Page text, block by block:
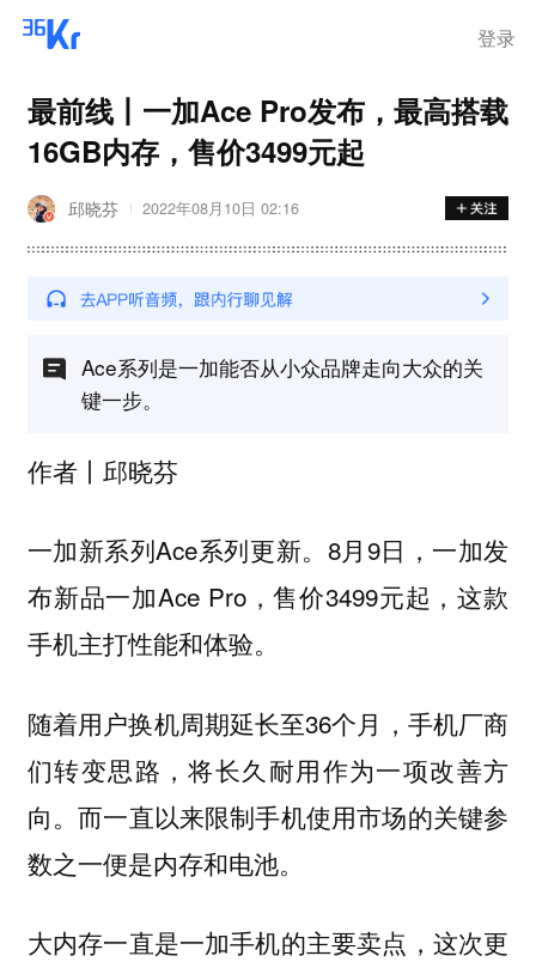
登录
最前线丨一加Ace Pro发布，最高搭载
16GB内存，售价3499元起
邱晓芬 2022年08月10日 02:16
Ace系列是一加能否从小众品牌走向大众的关
键一步。
作者丨邱晓芬
一加新系列Ace系列更新。8月9日，一加发
布新品一加Ace Pro，售价3499元起，这款
手机主打性能和体验。
随着用户换机周期延长至36个月，手机厂商
们转变思路，将长久耐用作为一项改善方
向。而一直以来限制手机使用市场的关键参
数之一便是内存和电池。
大内存一直是一加手机的主要卖点，这次更